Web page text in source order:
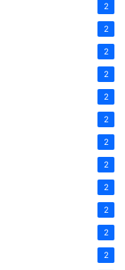
2
2
2
2
2
2
2
2
2
2
2
2